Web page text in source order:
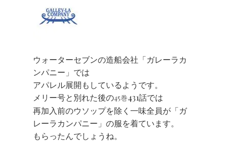
ウォーターセブンの造船会社「ガレーラカ
ンパニー」では
アパレル展開もしているようです。
メリー号と別れた後の45巻431話では
再加入前のウソップを除く一味全員が「ガ
レーラカンパニー」の服を着ています。
もらったんでしょうね。